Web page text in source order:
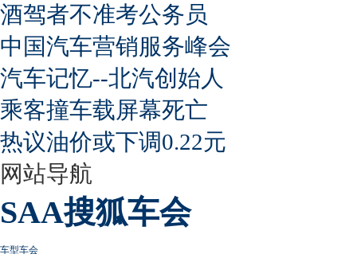
酒驾者不准考公务员
中国汽车营销服务峰会
汽车记忆--北汽创始人
乘客撞车载屏幕死亡
热议油价或下调0.22元
网站导航
SAA搜狐车会
车型车会